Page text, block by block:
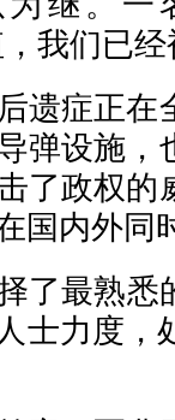
我们已经
遗症正在
弹设施，
了政权的
国内外同
了最熟
士力度，